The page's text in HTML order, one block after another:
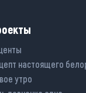
настоящего
утро